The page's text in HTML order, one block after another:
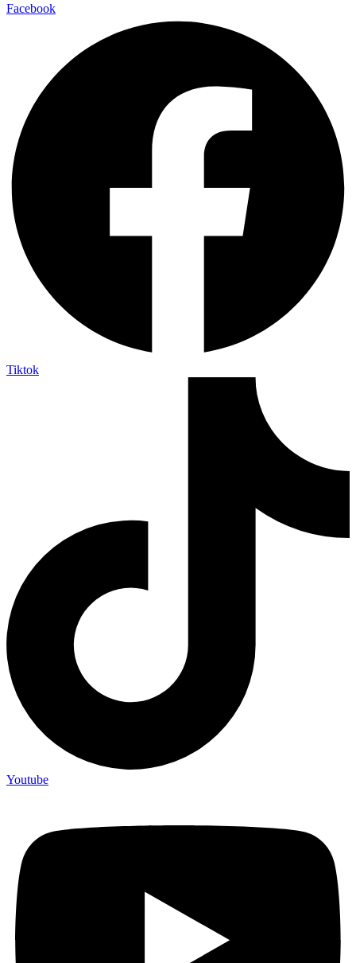
Facebook
Tiktok
Youtube